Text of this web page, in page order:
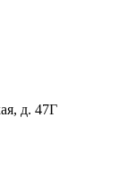
д. 47Г